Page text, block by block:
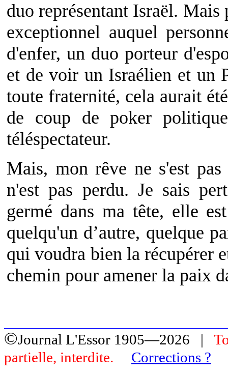
duo représentant Israël.
exceptionnel auquel
d'enfer, un duo porteur
et de voir un Israélien et un
toute fraternité, cela aurait
de coup de poker
téléspectateur.
Mais, mon rêve ne s'est
n'est pas perdu. Je sais
germé dans ma tête, elle
quelqu'un d’autre, quelque
qui voudra bien la récupérer
chemin pour amener la paix
©Journal L'Essor 1905—2026 |
partielle, interdite.
Corrections ?